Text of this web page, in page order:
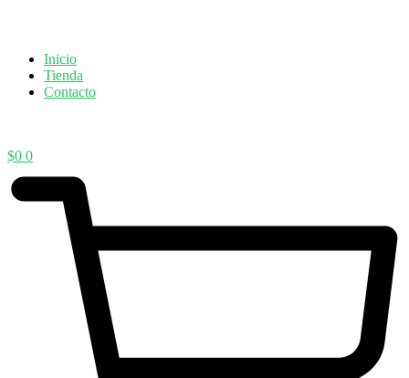
Inicio
Tienda
Contacto
$0 0